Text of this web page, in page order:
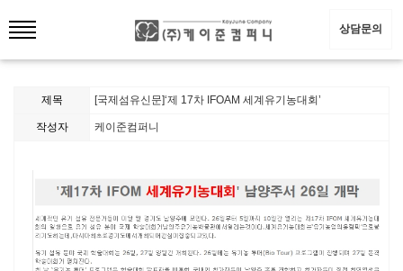
상담문의
제목 [국제섬유신문]‘제 17차 IFOAM 세계유기농대회’
작성자 케이준컴퍼니